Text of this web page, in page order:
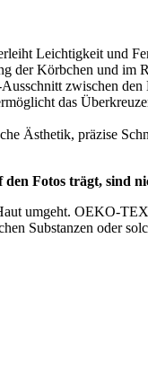
Leichtigkeit und
der Körbchen und im
zwischen
das
Ästhetik, präzise
Fotos trägt, sind
umgeht. OEKO-
Substanzen oder